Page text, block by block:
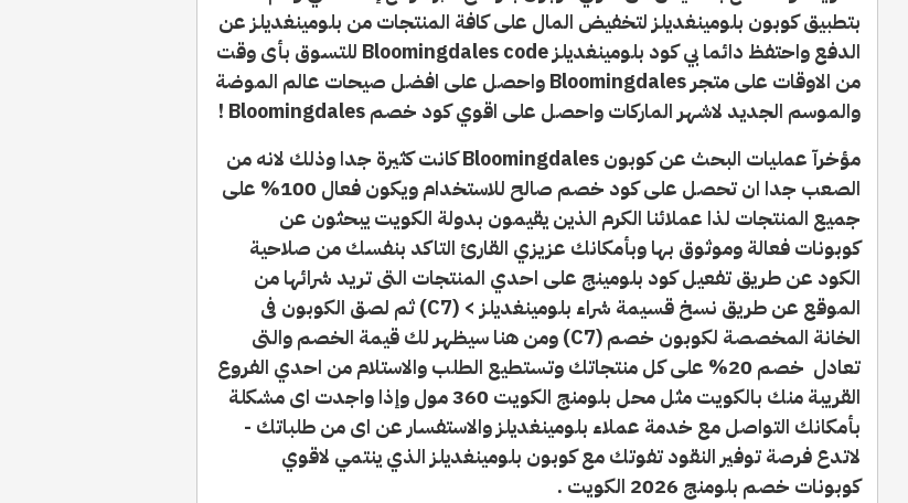
بتطبيق كوبون بلومينغديلز لتخفيض المال على كافة المنتجات من بلومينغديلز عن
الدفع واحتفظ دائما بي كود بلومينغديلز Bloomingdales code للتسوق بأى وقت
من الاوقات على متجر Bloomingdales واحصل على افضل صيحات عالم الموضة
والموسم الجديد لاشهر الماركات واحصل على اقوي كود خصم Bloomingdales !
مؤخرآ عمليات البحث عن كوبون Bloomingdales كانت كثيرة جدا وذلك لانه من
الصعب جدا ان تحصل على كود خصم صالح للاستخدام ويكون فعال 100% على
جميع المنتجات لذا عملائنا الكرم الذين يقيمون بدولة الكويت يبحثون عن
كوبونات فعالة وموثوق بها وبأمكانك عزيزي القارئ التاكد بنفسك من صلاحية
الكود عن طريق تفعيل كود بلومينج على احدي المنتجات التى تريد شرائها من
الموقع عن طريق نسخ قسيمة شراء بلومينغديلز > (C7) ثم لصق الكوبون فى
الخانة المخصصة لكوبون خصم (C7) ومن هنا سيظهر لك قيمة الخصم والتى
تعادل خصم 20% على كل منتجاتك وتستطيع الطلب والاستلام من احدي الفروع
القريبة منك بالكويت مثل محل بلومنج الكويت 360 مول وإذا واجدت اى مشكلة
بأمكانك التواصل مع خدمة عملاء بلومينغديلز والاستفسار عن اى من طلباتك -
لاتدع فرصة توفير النقود تفوتك مع كوبون بلومينغديلز الذي ينتمي لاقوي
كوبونات خصم بلومنج 2026 الكويت .